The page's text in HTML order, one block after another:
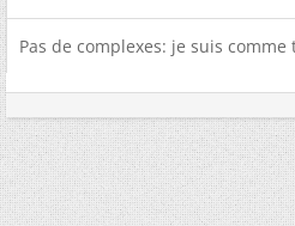
Pas de complexes: je suis comme